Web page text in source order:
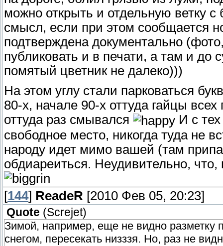
можно открыть и отдельную ветку с
смысл, если при этом сообщается
подтверждена документально
публиковать и в печати, а там и до
помятый цветник не далеко)))
На этом углу стали парковаться
80-х, начале 90-х оттуда гайцы
оттуда раз смывался
И с
свободное место, никогда туда не
народу идет мимо вашей (там
обдиареиться. Неудивительно,
[144] ReadeR [2010 Фев 05, 20:23]
Quote (Screjet)
Зимой, например, еще не видно
снегом, пересекать низззя. Но, раз не